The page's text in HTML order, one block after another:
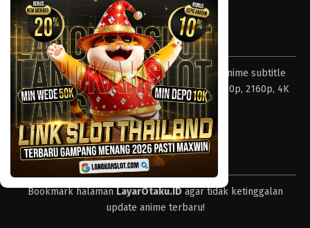
Tentang LayarOtaku
Layar Otaku – Tempat nonton dan download anime subtitle
Indonesia resolusi 240p, 360p, 480p, 720p, 1080p, 2160p, 4K
dan format lengkap.
Tips
Bookmark halamanLayarOtaku.IDagar tidak ketinggalan
update anime terbaru!